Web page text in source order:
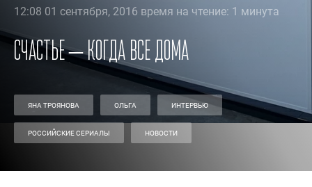
12:08 01 сентября, 2016 время на чтение: 1 минута
Счастье – когда все дома
ЯНА ТРОЯНОВА ОЛЬГА ИНТЕРВЬЮ
РОССИЙСКИЕ СЕРИАЛЫ НОВОСТИ